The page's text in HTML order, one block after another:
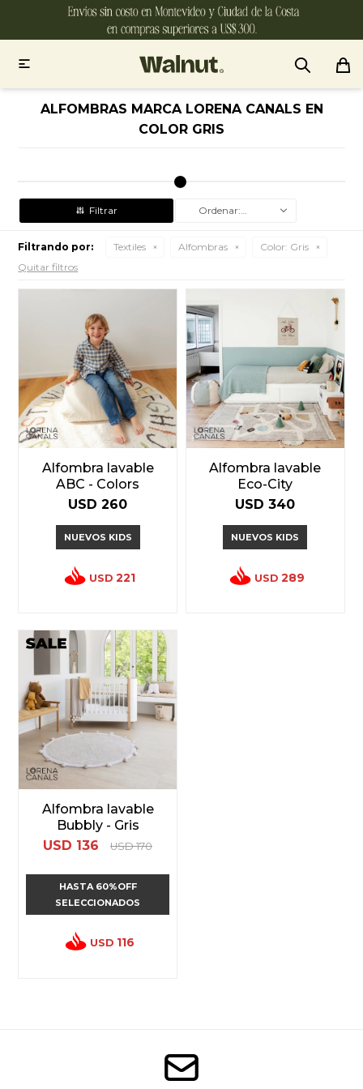

ALFOMBRAS MARCA LORENA CANALS EN
COLOR GRIS
Recomendados
Filtrando por: Textiles Alfombras Color: Gris
Quitar filtros
Alfombra lavable
ABC - Colors
USD 260
NUEVOS KIDS
USD 221
Alfombra lavable
Eco-City
USD 340
NUEVOS KIDS
USD 289
Alfombra lavable
Bubbly - Gris
USD 136 USD 170
HASTA 60%OFF
SELECCIONADOS
USD 116